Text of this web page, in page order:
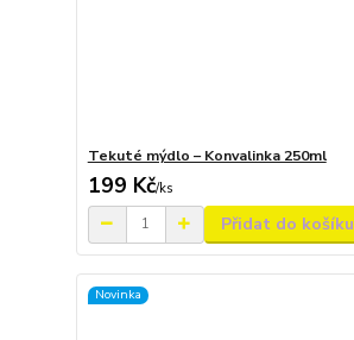
Tekuté mýdlo – Konvalinka 250ml
199 Kč/ks
Přidat do košíku
Novinka